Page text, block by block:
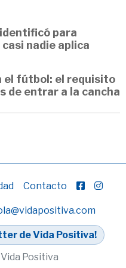
para
nadie aplica
el fútbol: el requisito
de entrar a la cancha
Contacto
de Vida Positiva!
Positiva